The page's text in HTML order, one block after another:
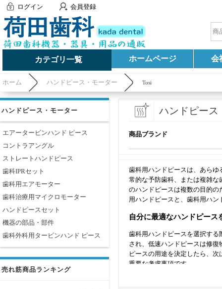
ログイン 会員登録
カテゴリ一覧 ホームページ 会
ホーム ハンドピース・モーター Tosi
ハンドピース・モーター
エアータービンハンド ピース
コントラアングル
ストレートハンドピース
歯科IPRセット
歯科用エアモーター
歯科治療用マイクロモーター
ハンドピースセット
機器の部品・部件
歯科外科用タービンハンド ピース
売れ筋商品ランキング
ハンドピース
商品ブランド
歯科用ハンドピースは、あら
常的な予防歯科、または複雑
のハンドピースは複数の目的
用ハンドピースと、歯科用ハ
自分に最適なハンドピース
歯科用ハンドピースを選択す
され、低速ハンドピースは修
ピースの用途を決定したら、
重要な考慮事項です。